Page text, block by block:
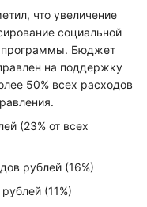
что увеличение
социальной
программы. Бюджет
на поддержку
50% всех расходов
(23% от всех
рублей (16%)
(11%)